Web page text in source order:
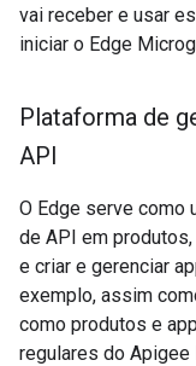
vai receber e usar
iniciar o Edge
Plataforma de
API
O Edge serve como
de API em
e criar e gerenciar
exemplo, assim
como produtos e
regulares do